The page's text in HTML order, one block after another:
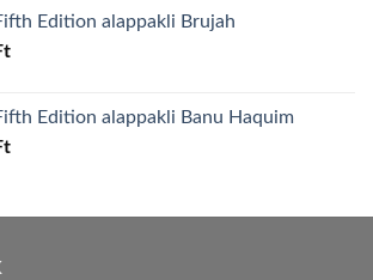
Edition alappakli Brujah
Edition alappakli Banu Haquim